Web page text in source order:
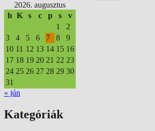
2026. augusztus
h K s c p s
v
1
2
3
4 5 6 7 8
9
10 11 12 13 14 15 16
17 18 19 20 21 22 23
24 25 26 27 28 29 30
31
« jún
Kategóriák